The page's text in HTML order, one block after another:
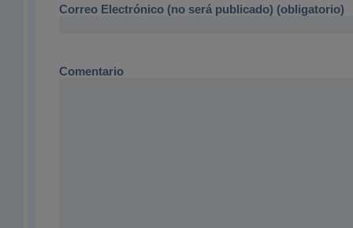
Correo Electrónico (no será publicado) (obligatorio)
Comentario